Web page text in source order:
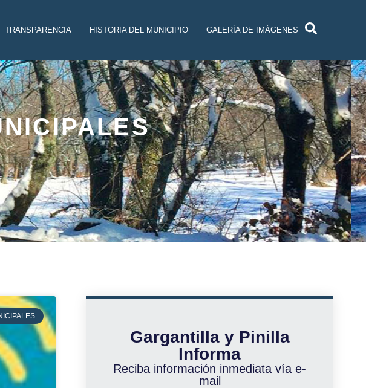
TRANSPARENCIA HISTORIA DEL MUNICIPIO GALERÍA DE IMÁGENES
Gargantilla y Pinilla
Informa
Reciba información inmediata vía e-
mail